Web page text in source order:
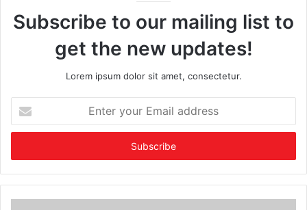
Subscribe to our mailing list to
get the new updates!
Lorem ipsum dolor sit amet, consectetur.
your
Email